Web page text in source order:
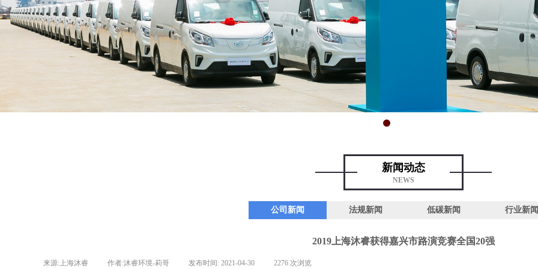
新闻动态
NEWS
公司新闻 法规新闻 低碳新闻 行业新闻
2019上海沐睿获得嘉兴市路演竞赛全国20强
来源:上海沐睿 作者:沐睿环境-莉哥 发布时间: 2021-04-30 2276 次浏览